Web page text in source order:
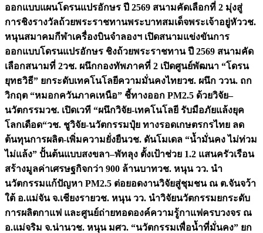
ออกแบบแผนโดรนแปรอักษร ปี 2569 สนามคัดเลือกที่ 2 มุ่งสู่
การชิงรางวัลถ้วยพระราชทานพระบาทสมเด็จพระเจ้าอยู่หัววช.
หนุนสมาคมกีฬาเครื่องบินจำลองฯ เปิดสนามแข่งขันการ
ออกแบบโดรนแปรอักษร ชิงถ้วยพระราชทาน ปี 2569 สนามคัด
เลือกสนามที่ 2วช. ผนึกกองทัพภาคที่ 2 เปิดศูนย์พัฒนา “โดรน
ยุทธวิธี” ยกระดับเทคโนโลยีความมั่นคงไทยวช. ผนึก ววน. ถก
วิกฤต “หมอกควันภาคเหนือ” ชี้ทางออก PM2.5 ด้วยวิจัย–
นวัตกรรมวช. เปิดเวที “ผนึกวิจัย-เทคโนโลยี รับมือภัยแล้งยุค
โลกเดือด“วช. ชูวิจัย-นวัตกรรมปุ๋ย ทางรอดเกษตรกรไทย ลด
ต้นทุนการผลิต-เพิ่มความยั่งยืนวช. ดันโมเดล “น้ำมั่นคง ไม่ท่วม
ไม่แล้ง” ปั้นต้นแบบสงขลา–พัทลุง ตั้งเป้าช่วย 1.2 แสนครัวเรือน
สร้างมูลค่าเศรษฐกิจกว่า 900 ล้านบาทวช. หนุน วว. นำ
นวัตกรรมแก้ปัญหา PM2.5 ต่อยอดงานวิจัยสู่ชุมชน ณ ต.จันจว้า
ใต้ อ.แม่จัน จ.เชียงรายวช. หนุน วว. นำวิจัยนวัตกรรมยกระดับ
การผลิตกาแฟ และศูนย์ถ่ายทอดองค์ความรู้กาแฟครบวงจร ณ
อ.แม่จริม จ.น่านวช. หนุน มศว. “นวัตกรรมเพื่อน้ำที่มั่นคง” ยก